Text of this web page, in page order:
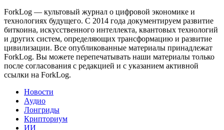
ForkLog — культовый журнал о цифровой экономике и
технологиях будущего. С 2014 года документируем развитие
биткоина, искусственного интеллекта, квантовых технологий
и других систем, определяющих трансформацию и развитие
цивилизации. Все опубликованные материалы принадлежат
ForkLog. Вы можете перепечатывать наши материалы только
после согласования с редакцией и с указанием активной
ссылки на ForkLog.
Новости
Аудио
Лонгриды
Крипториум
ИИ